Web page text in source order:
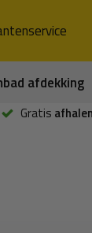
afdekking
Gratis